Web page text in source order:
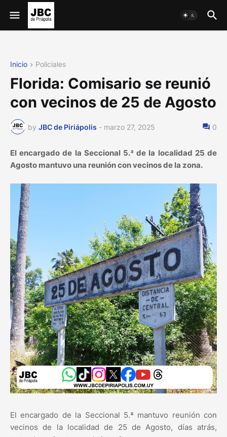
Inicio Policiales
Florida: Comisario se reunió
con vecinos de 25 de Agosto
by JBC de Piriápolis - marzo 27, 2025 0
El encargado de la Seccional 5.ª de la localidad 25 de
Agosto mantuvo una reunión con vecinos de la zona.
El encargado de la Seccional 5.ª mantuvo reunión con
vecinos de la localidad de 25 de Agosto, días atrás,